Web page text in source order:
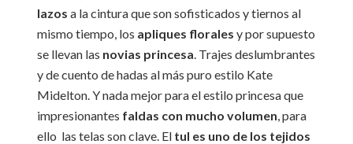
lazos a la cintura que son sofisticados y tiernos al
mismo tiempo, los apliques florales y por supuesto
se llevan las novias princesa. Trajes deslumbrantes
y de cuento de hadas al más puro estilo Kate
Midelton. Y nada mejor para el estilo princesa que
impresionantes faldas con mucho volumen, para
ello las telas son clave. Eltul es uno de los tejidos